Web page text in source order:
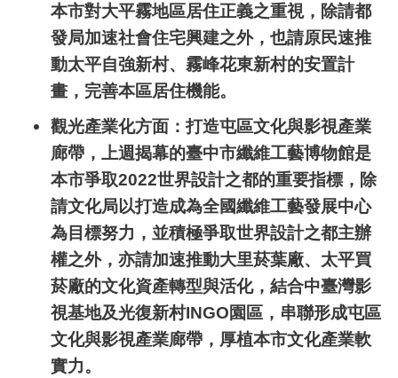
本市對大平霧地區居住正義之重視，除請都
發局加速社會住宅興建之外，也請原民速推
動太平自強新村、霧峰花東新村的安置計
畫，完善本區居住機能。
觀光產業化方面：打造屯區文化與影視產業
廊帶，上週揭幕的臺中市纖維工藝博物館是
本市爭取2022世界設計之都的重要指標，除
請文化局以打造成為全國纖維工藝發展中心
為目標努力，並積極爭取世界設計之都主辦
權之外，亦請加速推動大里菸葉廠、太平買
菸廠的文化資產轉型與活化，結合中臺灣影
視基地及光復新村INGO園區，串聯形成屯區
文化與影視產業廊帶，厚植本市文化產業軟
實力。